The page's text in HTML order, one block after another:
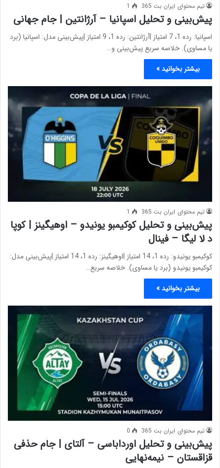
تیم محتوای ایران بت 365 1
پیش‌بینی و تحلیل اسپانیا – آرژانتین | جام جهانی
اسپانیا: رده 1، 7 امتیاز |آرژانتین: رده 1، 9 امتیاز |پیش‌بینی مدل: اسپانیا (برد
یا مساوی). خلاصه سریع پیش‌بینی و…
بیشتر بخوانید »
تیم محتوای ایران بت 365 1
پیش‌بینی و تحلیل کوکیمبو یونیدو – اوهیگینز | کوپا
د لا لیگا – فینال
کوکیمبو یونیدو: رده 1، 14 امتیاز |اوهیگینز: رده 1، 14 امتیاز |پیش‌بینی مدل:
کوکیمبو یونیدو (برد یا مساوی). خلاصه سریع…
بیشتر بخوانید »
تیم محتوای ایران بت 365 0
پیش‌بینی و تحلیل اورداباسی – آلتای | جام حذفی
قزاقستان – نیمه‌نهایی